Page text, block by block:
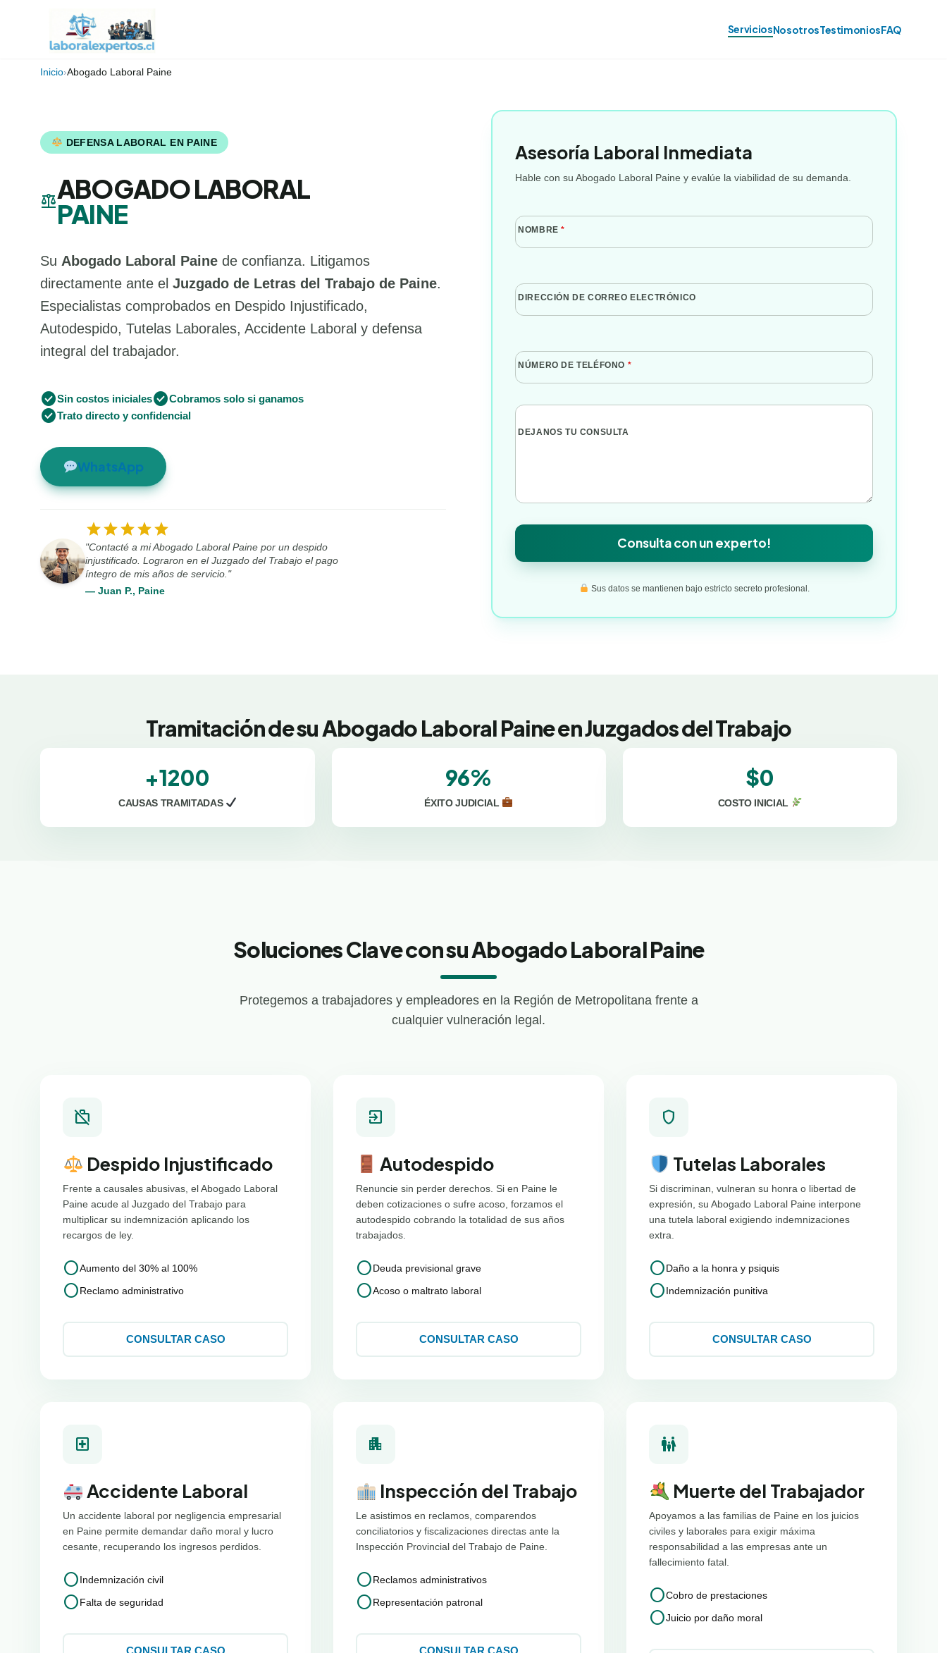
ServiciosNosotrosTestimoniosFAQ
Inicio›Abogado Laboral Paine
DEFENSA LABORAL EN PAINE
balanceABOGADO LABORAL
PAINE
Su Abogado Laboral Paine de confianza. Litigamos
directamente ante elJuzgado de Letras del Trabajo de Paine.
Especialistas comprobados en Despido Injustificado,
Autodespido, Tutelas Laborales, Accidente Laboral y defensa
integral del trabajador.
check_circleSin costos inicialescheck_circleCobramos solo si ganamos
check_circleTrato directo y confidencial
WhatsApp
starstarstarstarstar
"Contacté a mi Abogado Laboral Paine por un despido
injustificado. Lograron en el Juzgado del Trabajo el pago
íntegro de mis años de servicio."
— Juan P., Paine
Asesoría Laboral Inmediata
Hable con su Abogado Laboral Paine y evalúe la viabilidad de su demanda.
NOMBRE*
DIRECCIÓN DE CORREO ELECTRÓNICO
NÚMERO DE TELÉFONO *
DEJANOS TU CONSULTA
Consulta con un experto!
Sus datos se mantienen bajo estricto secreto profesional.
Tramitación de su Abogado Laboral Paine en Juzgados del Trabajo
+1200
CAUSAS TRAMITADAS
96%
ÉXITO JUDICIAL
$0
COSTO INICIAL
Soluciones Clave con su Abogado Laboral Paine
Protegemos a trabajadores y empleadores en la Región de Metropolitana frente a
cualquier vulneración legal.
work_off
Despido Injustificado
Frente a causales abusivas, el Abogado Laboral
Paine acude al Juzgado del Trabajo para
multiplicar su indemnización aplicando los
recargos de ley.
circleAumento del 30% al 100%
circleReclamo administrativo
CONSULTAR CASO
exit_to_app
Autodespido
Renuncie sin perder derechos. Si en Paine le
deben cotizaciones o sufre acoso, forzamos el
autodespido cobrando la totalidad de sus años
trabajados.
circleDeuda previsional grave
circleAcoso o maltrato laboral
CONSULTAR CASO
shield
Tutelas Laborales
Si discriminan, vulneran su honra o libertad de
expresión, su Abogado Laboral Paine interpone
una tutela laboral exigiendo indemnizaciones
extra.
circleDaño a la honra y psiquis
circleIndemnización punitiva
CONSULTAR CASO
local_hospital
Accidente Laboral
Un accidente laboral por negligencia empresarial
en Paine permite demandar daño moral y lucro
cesante, recuperando los ingresos perdidos.
circleIndemnización civil
circleFalta de seguridad
CONSULTAR CASO
apartment
Inspección del Trabajo
Le asistimos en reclamos, comparendos
conciliatorios y fiscalizaciones directas ante la
Inspección Provincial del Trabajo de Paine.
circleReclamos administrativos
circleRepresentación patronal
CONSULTAR CASO
family_restroom
Muerte del Trabajador
Apoyamos a las familias de Paine en los juicios
civiles y laborales para exigir máxima
responsabilidad a las empresas ante un
fallecimiento fatal.
circleCobro de prestaciones
circleJuicio por daño moral